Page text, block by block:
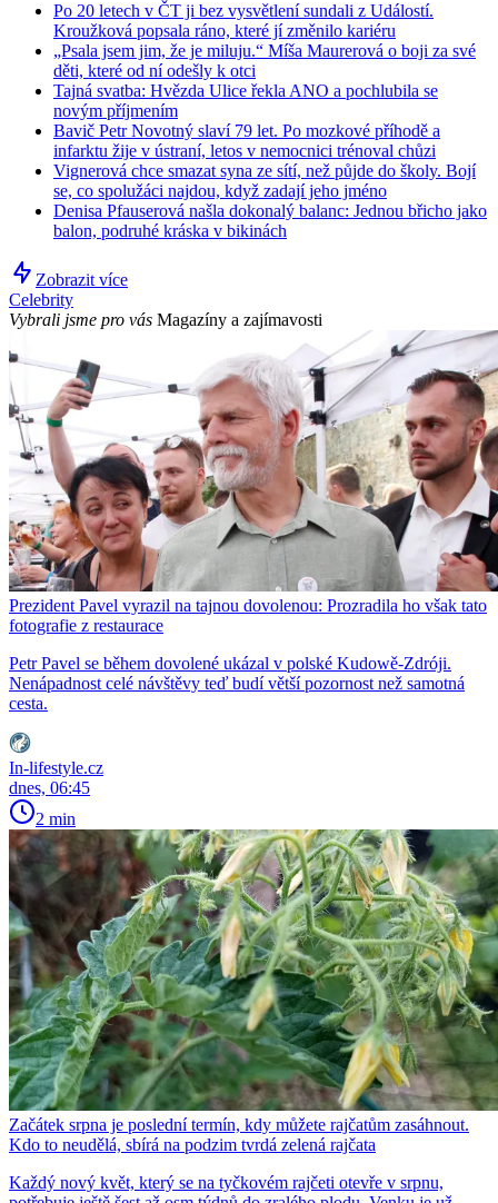
Po 20 letech v ČT ji bez vysvětlení sundali z Událostí.
Kroužková popsala ráno, které jí změnilo kariéru
„Psala jsem jim, že je miluju.“ Míša Maurerová o boji za své
děti, které od ní odešly k otci
Tajná svatba: Hvězda Ulice řekla ANO a pochlubila se
novým příjmením
Bavič Petr Novotný slaví 79 let. Po mozkové příhodě a
infarktu žije v ústraní, letos v nemocnici trénoval chůzi
Vignerová chce smazat syna ze sítí, než půjde do školy. Bojí
se, co spolužáci najdou, když zadají jeho jméno
Denisa Pfauserová našla dokonalý balanc: Jednou břicho jako
balon, podruhé kráska v bikinách
Zobrazit více
Celebrity
Vybrali jsme pro vás Magazíny a zajímavosti
Prezident Pavel vyrazil na tajnou dovolenou: Prozradila ho však tato
fotografie z restaurace
Petr Pavel se během dovolené ukázal v polské Kudowě-Zdróji.
Nenápadnost celé návštěvy teď budí větší pozornost než samotná
cesta.
In-lifestyle.cz
dnes, 06:45
2 min
Začátek srpna je poslední termín, kdy můžete rajčatům zasáhnout.
Kdo to neudělá, sbírá na podzim tvrdá zelená rajčata
Každý nový květ, který se na tyčkovém rajčeti otevře v srpnu,